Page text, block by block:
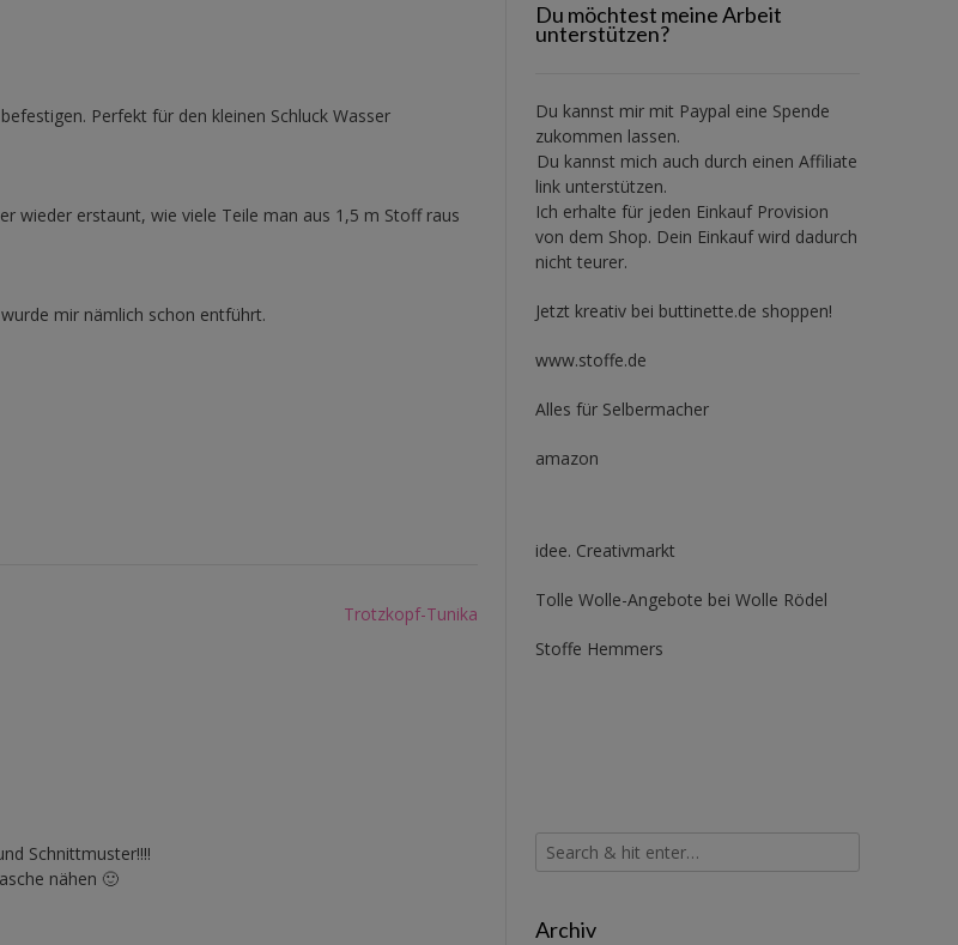
Perfekt für den kleinen Schluck Wasser
wieder erstaunt, wie viele Teile man aus 1,5 m Stoff raus
mir nämlich schon entführt.
Trotzkopf-Tunika
Schnittmuster!!!!
nähen 🙂
Du möchtest meine Arbeit
unterstützen?
Du kannst mir mit Paypal eine Spende
zukommen lassen.
Du kannst mich auch durch einen Affiliate
link unterstützen.
Ich erhalte für jeden Einkauf Provision
von dem Shop. Dein Einkauf wird dadurch
nicht teurer.
Jetzt kreativ bei buttinette.de shoppen!
www.stoffe.de
Alles für Selbermacher
amazon
idee. Creativmarkt
Tolle Wolle-Angebote bei Wolle Rödel
Stoffe Hemmers
Archiv